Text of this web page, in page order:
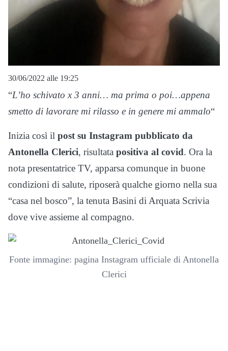
30/06/2022 alle 19:25
“L’ho schivato x 3 anni… ma prima o poi…appena
smetto di lavorare mi rilasso e in genere mi ammalo“
Inizia così il post su Instagram pubblicato da
Antonella Clerici, risultata positiva al covid. Ora la
nota presentatrice TV, apparsa comunque in buone
condizioni di salute, riposerà qualche giorno nella sua
“casa nel bosco”, la tenuta Basini di Arquata Scrivia
dove vive assieme al compagno.
Fonte immagine: pagina Instagram ufficiale di Antonella
Clerici